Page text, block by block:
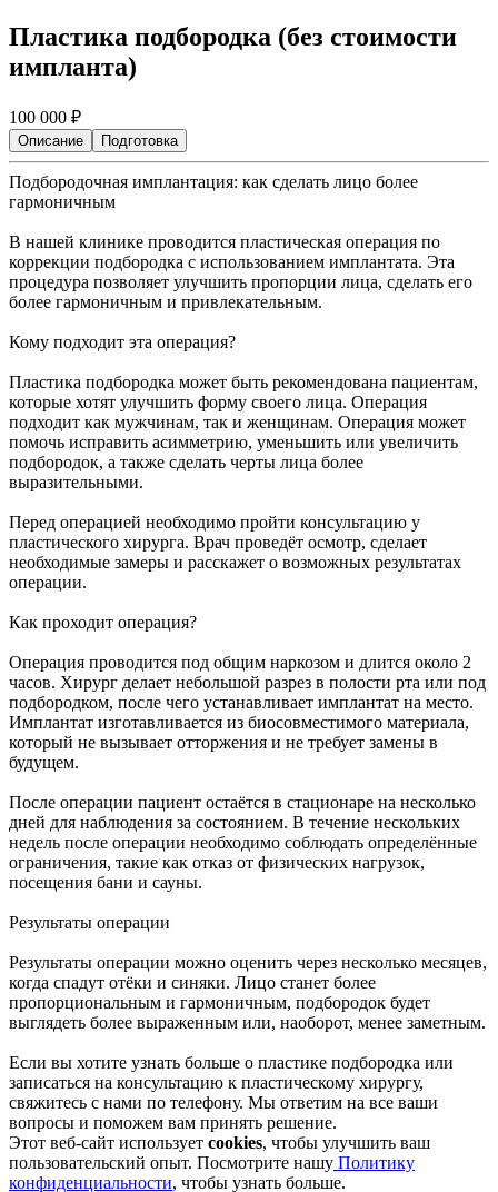
Пластика подбородка (без стоимости
импланта)
100 000 ₽
Описание Подготовка
Подбородочная имплантация: как сделать лицо более
гармоничным
В нашей клинике проводится пластическая операция по
коррекции подбородка с использованием имплантата. Эта
процедура позволяет улучшить пропорции лица, сделать его
более гармоничным и привлекательным.
Кому подходит эта операция?
Пластика подбородка может быть рекомендована пациентам,
которые хотят улучшить форму своего лица. Операция
подходит как мужчинам, так и женщинам. Операция может
помочь исправить асимметрию, уменьшить или увеличить
подбородок, а также сделать черты лица более
выразительными.
Перед операцией необходимо пройти консультацию у
пластического хирурга. Врач проведёт осмотр, сделает
необходимые замеры и расскажет о возможных результатах
операции.
Как проходит операция?
Операция проводится под общим наркозом и длится около 2
часов. Хирург делает небольшой разрез в полости рта или под
подбородком, после чего устанавливает имплантат на место.
Имплантат изготавливается из биосовместимого материала,
который не вызывает отторжения и не требует замены в
будущем.
После операции пациент остаётся в стационаре на несколько
дней для наблюдения за состоянием. В течение нескольких
недель после операции необходимо соблюдать определённые
ограничения, такие как отказ от физических нагрузок,
посещения бани и сауны.
Результаты операции
Результаты операции можно оценить через несколько месяцев,
когда спадут отёки и синяки. Лицо станет более
пропорциональным и гармоничным, подбородок будет
выглядеть более выраженным или, наоборот, менее заметным.
Если вы хотите узнать больше о пластике подбородка или
записаться на консультацию к пластическому хирургу,
свяжитесь с нами по телефону. Мы ответим на все ваши
вопросы и поможем вам принять решение.
Этот веб-сайт использует cookies, чтобы улучшить ваш
пользовательский опыт. Посмотрите нашу Политику
конфиденциальности, чтобы узнать больше.